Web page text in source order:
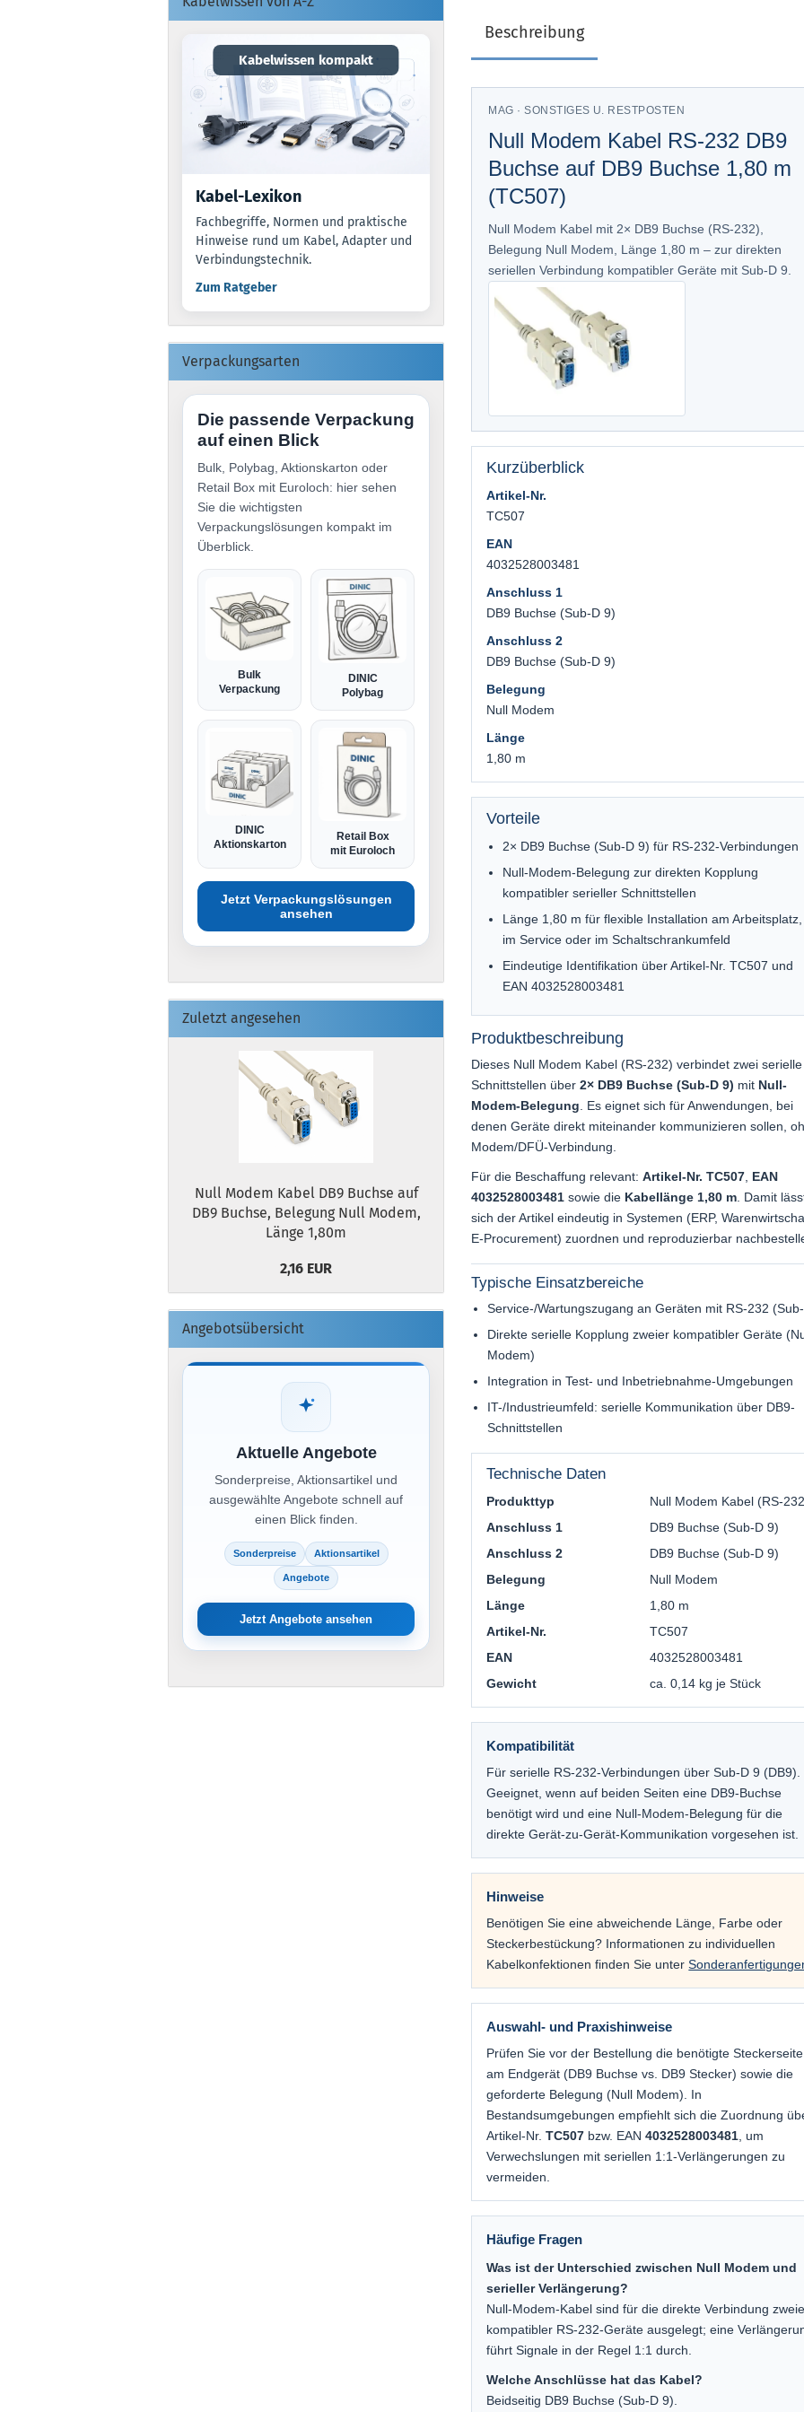
Beschreibung
MAG · SONSTIGES U. RESTPOSTEN
Null Modem Kabel RS-232 DB9
Buchse auf DB9 Buchse 1,80 m
(TC507)
Null Modem Kabel mit 2× DB9 Buchse (RS-232),
Belegung Null Modem, Länge 1,80 m – zur direkten
seriellen Verbindung kompatibler Geräte mit Sub-D 9.
Kurzüberblick
Artikel-Nr.
TC507
EAN
4032528003481
Anschluss 1
DB9 Buchse (Sub-D 9)
Anschluss 2
DB9 Buchse (Sub-D 9)
Belegung
Null Modem
Länge
1,80 m
Vorteile
2× DB9 Buchse (Sub-D 9) für RS-232-Verbindungen
Null-Modem-Belegung zur direkten Kopplung
kompatibler serieller Schnittstellen
Länge 1,80 m für flexible Installation am Arbeitsplatz,
im Service oder im Schaltschrankumfeld
Eindeutige Identifikation über Artikel-Nr. TC507 und
EAN 4032528003481
Produktbeschreibung
Dieses Null Modem Kabel (RS-232) verbindet zwei serielle
Schnittstellen über2× DB9 Buchse (Sub-D 9) mit Null-
Modem-Belegung . Es eignet sich für Anwendungen, bei
denen Geräte direkt miteinander kommunizieren sollen,
Modem/DFÜ-Verbindung.
Für die Beschaffung relevant:Artikel-Nr. TC507 EAN
4032528003481 sowie die Kabellänge 1,80 m . Damit
sich der Artikel eindeutig in Systemen (ERP,
E-Procurement) zuordnen und reproduzierbar
Typische Einsatzbereiche
Service-/Wartungszugang an Geräten mit RS-232
Direkte serielle Kopplung zweier kompatibler Geräte
Modem)
Integration in Test- und Inbetriebnahme-Umgebungen
IT-/Industrieumfeld: serielle Kommunikation über DB9-
Schnittstellen
Technische Daten
Produkttyp
Null Modem Kabel (RS-
Anschluss 1
DB9 Buchse (Sub-D 9)
Anschluss 2
DB9 Buchse (Sub-D 9)
Belegung
Null Modem
Länge
1,80 m
Artikel-Nr.
TC507
EAN
4032528003481
Gewicht
ca. 0,14 kg je Stück
Kompatibilität
Für serielle RS-232-Verbindungen über Sub-D 9 (DB9).
Geeignet, wenn auf beiden Seiten eine DB9-Buchse
benötigt wird und eine Null-Modem-Belegung für die
direkte Gerät-zu-Gerät-Kommunikation vorgesehen ist.
Hinweise
Benötigen Sie eine abweichende Länge, Farbe oder
Steckerbestückung? Informationen zu individuellen
Kabelkonfektionen finden Sie unter
Auswahl- und Praxishinweise
Prüfen Sie vor der Bestellung die benötigte Steckerseite
am Endgerät (DB9 Buchse vs. DB9 Stecker) sowie die
geforderte Belegung (Null Modem). In
Bestandsumgebungen empfiehlt sich die Zuordnung
Artikel-Nr.TC507 bzw. EAN4032528003481 , um
Verwechslungen mit seriellen 1:1-Verlängerungen zu
vermeiden.
Häufige Fragen
Was ist der Unterschied zwischen Null Modem und
serieller Verlängerung?
Null-Modem-Kabel sind für die direkte Verbindung
kompatibler RS-232-Geräte ausgelegt; eine
führt Signale in der Regel 1:1 durch.
Welche Anschlüsse hat das Kabel?
Beidseitig DB9 Buchse (Sub-D 9).
Kabelwissen kompakt
Kabel-Lexikon
Fachbegriffe, Normen und praktische
Hinweise rund um Kabel, Adapter und
Verbindungstechnik.
Zum Ratgeber
Verpackungsarten
Die passende Verpackung
auf einen Blick
Bulk, Polybag, Aktionskarton oder
Retail Box mit Euroloch: hier sehen
Sie die wichtigsten
Verpackungslösungen kompakt im
Überblick.
Bulk
Verpackung
DINIC
Polybag
DINIC
Aktionskarton
Retail Box
mit Euroloch
Jetzt Verpackungslösungen
ansehen
Zuletzt angesehen
Null Modem Kabel DB9 Buchse auf
DB9 Buchse, Belegung Null Modem,
Länge 1,80m
2,16 EUR
Angebotsübersicht
Aktuelle Angebote
Sonderpreise, Aktionsartikel und
ausgewählte Angebote schnell auf
einen Blick finden.
Sonderpreise Aktionsartikel
Angebote
Jetzt Angebote ansehen